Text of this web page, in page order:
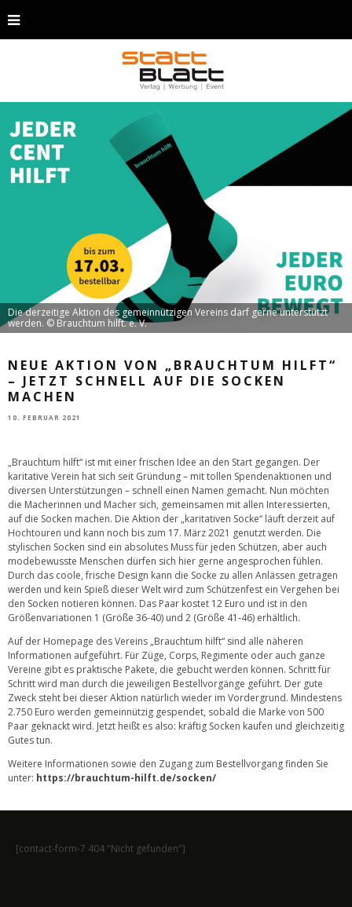
Die derzeitige Aktion des gemeinnützigen Vereins darf gerne unterstützt
werden. © Brauchtum hilft. e. V.
NEUE AKTION VON „BRAUCHTUM HILFT“
– JETZT SCHNELL AUF DIE SOCKEN
MACHEN
10. FEBRUAR 2021
„Brauchtum hilft“ ist mit einer frischen Idee an den Start gegangen. Der
karitative Verein hat sich seit Gründung – mit tollen Spendenaktionen und
diversen Unterstützungen – schnell einen Namen gemacht. Nun möchten
die Macherinnen und Macher sich, gemeinsamen mit allen Interessierten,
auf die Socken machen. Die Aktion der „karitativen Socke“ läuft derzeit auf
Hochtouren und kann noch bis zum 17. März 2021 genutzt werden. Die
stylischen Socken sind ein absolutes Muss für jeden Schützen, aber auch
modebewusste Menschen dürfen sich hier gerne angesprochen fühlen.
Durch das coole, frische Design kann die Socke zu allen Anlässen getragen
werden und kein Spieß dieser Welt wird zum Schützenfest ein Vergehen bei
den Socken notieren können. Das Paar kostet 12 Euro und ist in den
Größenvariationen 1 (Größe 36-40) und 2 (Größe 41-46) erhältlich.
Auf der Homepage des Vereins „Brauchtum hilft“ sind alle näheren
Informationen aufgeführt. Für Züge, Corps, Regimente oder auch ganze
Vereine gibt es praktische Pakete, die gebucht werden können. Schritt für
Schritt wird man durch die jeweiligen Bestellvorgänge geführt. Der gute
Zweck steht bei dieser Aktion natürlich wieder im Vordergrund. Mindestens
2.750 Euro werden gemeinnützig gespendet, sobald die Marke von 500
Paar geknackt wird. Jetzt heißt es also: kräftig Socken kaufen und gleichzeitig
Gutes tun.
Weitere Informationen sowie den Zugang zum Bestellvorgang finden Sie
unter: https://brauchtum-hilft.de/socken/
[contact-form-7 404 "Nicht gefunden"]